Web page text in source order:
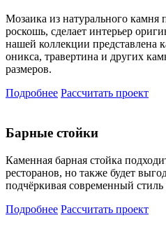
Мозаика из натурального
роскошь, сделает интерьер
нашей коллекции представлена
оникса, травертина и других
размеров.
Подробнее Рассчитать проект
Барные стойки
Каменная барная стойка
ресторанов, но также будет
подчёркивая современный
Подробнее Рассчитать проект